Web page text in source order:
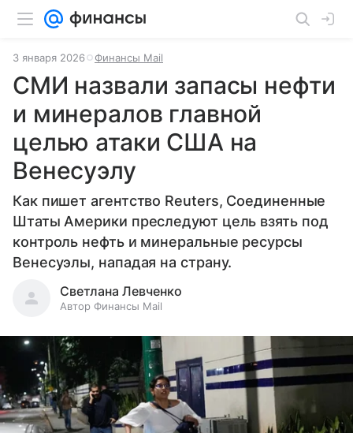
3 января 2026 Финансы Mail
СМИ назвали запасы нефти
и минералов главной
целью атаки США на
Венесуэлу
Как пишет агентство Reuters, Соединенные
Штаты Америки преследуют цель взять под
контроль нефть и минеральные ресурсы
Венесуэлы, нападая на страну.
Светлана Левченко
Автор Финансы Mail